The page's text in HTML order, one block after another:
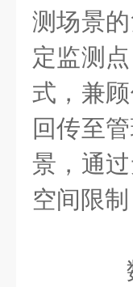
测场景
定监测
式，兼
回传至
景，通
空间限制
数